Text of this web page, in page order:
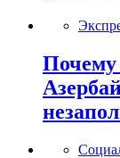
Почему